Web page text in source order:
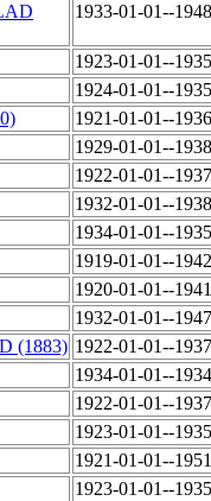
1933-01-01--
1923-01-01--
1924-01-01--
1921-01-01--
1929-01-01--
1922-01-01--
1932-01-01--
1934-01-01--
1919-01-01--
1920-01-01--
1932-01-01--
(1883) 1922-01-01--
1934-01-01--
1922-01-01--
1923-01-01--
1921-01-01--
1923-01-01--